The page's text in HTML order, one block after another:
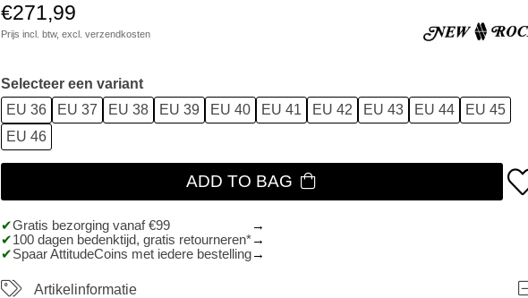
€271,99
Prijs incl. btw, excl. verzendkosten
Selecteer een variant
EU 36
EU 37 EU 38 EU 39 EU 40 EU 41 EU 42 EU 43 EU 44
EU 45
EU 46
ADD TO BAG
Gratis bezorging vanaf €99
100 dagen bedenktijd, gratis retourneren*
Spaar AttitudeCoins met iedere bestelling
Artikelinformatie